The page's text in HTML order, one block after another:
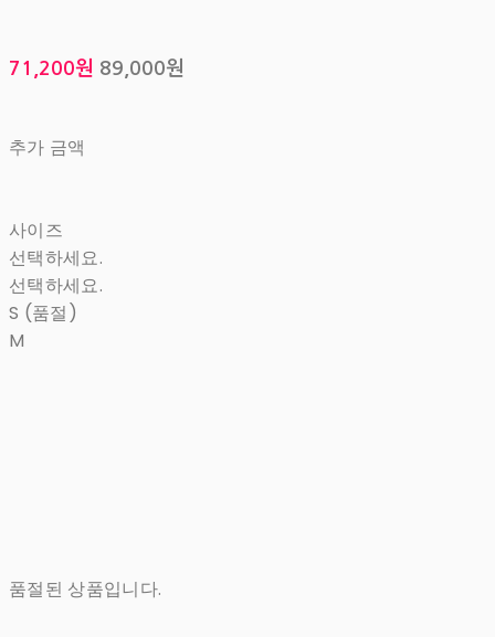
71,200원 89,000원
추가 금액
사이즈
선택하세요.
선택하세요.
S (품절)
M
품절된 상품입니다.